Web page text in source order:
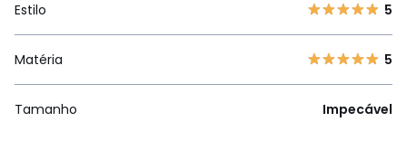
Estilo 5
Matéria 5
Tamanho Impecável